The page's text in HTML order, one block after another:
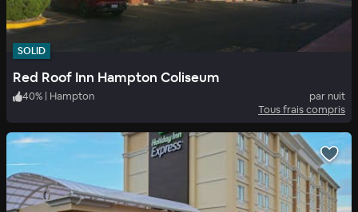
SOLID
Red Roof Inn Hampton Coliseum
40% | Hampton
par nuit
Tous frais compris